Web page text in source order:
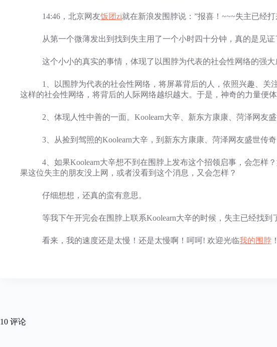
14:46，北京网友饭团zi就在新浪发围脖说：”报喜！~~~失主已经
从第一个微薄发出到找到失主用了一个小时四十分钟，真的是见证
这个小小的真实的事情，体现了以围脖为代表的社会性网络的强大
1、以围脖为代表的社会性网络，将屏幕背后的人，依照兴趣、关注
这样的社会性网络，将背后的人际网络越织越大。于是，神奇的力量便体
2、体现人性中善的一面。Koolearn大辛、新东方康康、菏泽网友盛
3、从捡到驾照的Koolearn大辛，到新东方康康、菏泽网友盛世传奇
4、如果Koolearn大辛想不到在围脖上发布这个招领启事，会怎样？
果这位失主的朋友没上网，或者没看到这个消息，又会怎样？
仔细想想，还真的蛮有意思。
等我下午开完会在围脖上联系Koolearn大辛的时候，失主已经找到
看来，我的速度还是太慢！还是太慢啊！呵呵! 欢迎光临我的围脖
10 评论